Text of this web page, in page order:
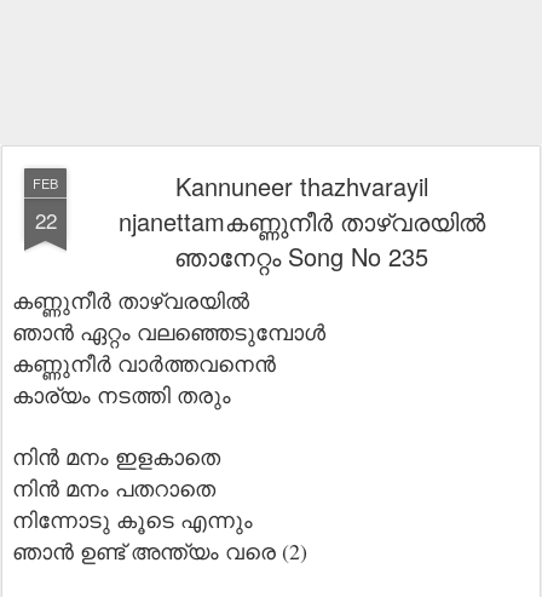
FEB
22
Kannuneer thazhvarayil
njanettamകണ്ണുനീര്‍ താഴ്വരയില്‍
ഞാനേറ്റം Song No 235
കണ്ണുനീർ താഴ്‌വരയിൽ
ഞാൻ ഏറ്റം വലഞ്ഞെടുമ്പോൾ
കണ്ണുനീർ വാർത്ത‍വനെൻ
കാര്യം നടത്തി തരും
നിൻ മനം ഇളകാതെ
നിൻ മനം പതറാതെ
നിന്നോടു കൂടെ എന്നും
ഞാൻ ഉണ്ട് അന്ത്യം വരെ (2)